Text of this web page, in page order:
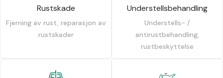
Rustskade
Fjerning av rust, reparasjon av
rustskader
Understellsbehandling
Understells- /
antirustbehandling,
rustbeskyttelse